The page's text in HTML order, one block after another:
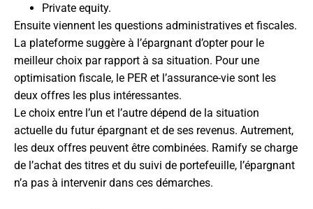
Private equity.
Ensuite viennent les questions administratives et fiscales.
La plateforme suggère à l’épargnant d’opter pour le
meilleur choix par rapport à sa situation. Pour une
optimisation fiscale, le PER et l’assurance-vie sont les
deux offres les plus intéressantes.
Le choix entre l’un et l’autre dépend de la situation
actuelle du futur épargnant et de ses revenus. Autrement,
les deux offres peuvent être combinées. Ramify se charge
de l’achat des titres et du suivi de portefeuille, l’épargnant
n’a pas à intervenir dans ces démarches.